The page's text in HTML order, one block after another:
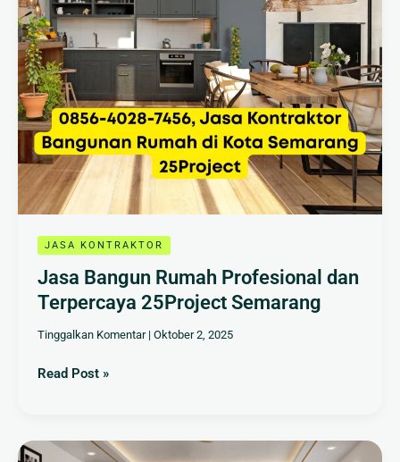
JASA KONTRAKTOR
Jasa Bangun Rumah Profesional dan
Terpercaya 25Project Semarang
Tinggalkan Komentar | Oktober 2, 2025
Semarang
Read Post »
Desain